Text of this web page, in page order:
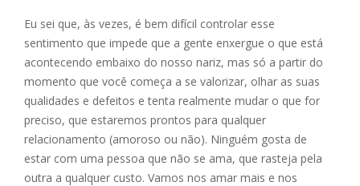
Eu sei que, às vezes, é bem difícil controlar esse
sentimento que impede que a gente enxergue o que está
acontecendo embaixo do nosso nariz, mas só a partir do
momento que você começa a se valorizar, olhar as suas
qualidades e defeitos e tenta realmente mudar o que for
preciso, que estaremos prontos para qualquer
relacionamento (amoroso ou não). Ninguém gosta de
estar com uma pessoa que não se ama, que rasteja pela
outra a qualquer custo. Vamos nos amar mais e nos